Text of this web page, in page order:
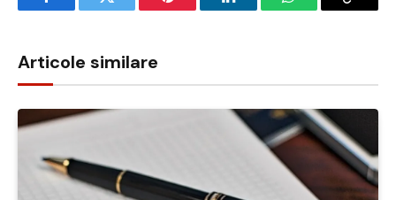
FacebookTwitter Pinterest LinkedInWhatsAppCopy
Articole similare